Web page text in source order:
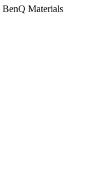
BenQ Materials